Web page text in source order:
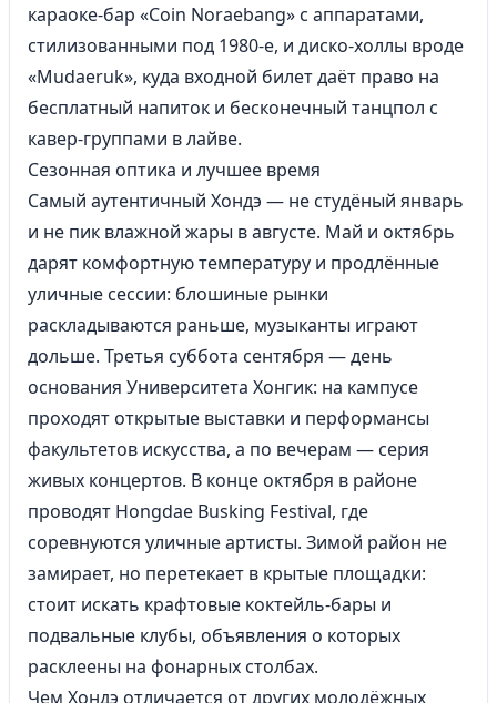
караоке-бар «Coin Noraebang» с аппаратами,
стилизованными под 1980-е, и диско-холлы вроде
«Mudaeruk», куда входной билет даёт право на
бесплатный напиток и бесконечный танцпол с
кавер-группами в лайве.
Сезонная оптика и лучшее время
Самый аутентичный Хондэ — не студёный январь
и не пик влажной жары в августе. Май и октябрь
дарят комфортную температуру и продлённые
уличные сессии: блошиные рынки
раскладываются раньше, музыканты играют
дольше. Третья суббота сентября — день
основания Университета Хонгик: на кампусе
проходят открытые выставки и перформансы
факультетов искусства, а по вечерам — серия
живых концертов. В конце октября в районе
проводят Hongdae Busking Festival, где
соревнуются уличные артисты. Зимой район не
замирает, но перетекает в крытые площадки:
стоит искать крафтовые коктейль-бары и
подвальные клубы, объявления о которых
расклеены на фонарных столбах.
Чем Хондэ отличается от других молодёжных